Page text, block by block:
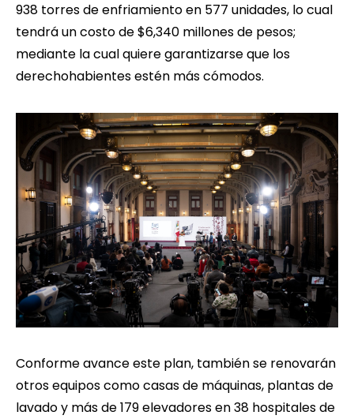
938 torres de enfriamiento en 577 unidades, lo cual
tendrá un costo de $6,340 millones de pesos;
mediante la cual quiere garantizarse que los
derechohabientes estén más cómodos.
Conforme avance este plan, también se renovarán
otros equipos como casas de máquinas, plantas de
lavado y más de 179 elevadores en 38 hospitales de